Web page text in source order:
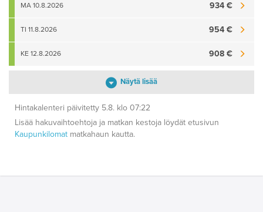
934 €
MA 10.8.2026
954 €
TI 11.8.2026
908 €
KE 12.8.2026
Näytä lisää
Hintakalenteri päivitetty 5.8. klo 07:22
Lisää hakuvaihtoehtoja ja matkan kestoja löydät etusivun
Kaupunkilomat matkahaun kautta.